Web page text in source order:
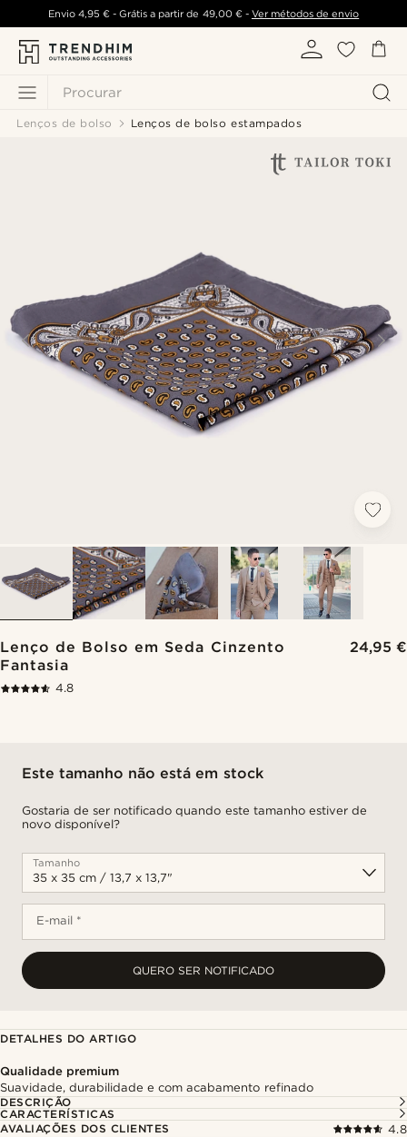
Procurar
Envio 4,95 €- Grátis a partir de 49,00 €- Ver métodos de envio
Lenços de bolso Lenços de bolso estampados
Lenço de Bolso em Seda Cinzento
Fantasia
24,95 €
4.8
Este tamanho não está em stock
Gostaria de ser notificado quando este tamanho estiver de
novo disponível?
Tamanho
E-mail *
QUERO SER NOTIFICADO
DETALHES DO ARTIGO
Qualidade premium
Suavidade, durabilidade e com acabamento refinado
DESCRIÇÃO
CARACTERÍSTICAS
AVALIAÇÕES DOS CLIENTES
4.8